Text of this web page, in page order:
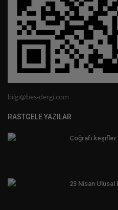
bilgi@bes-dergi.com
RASTGELE YAZILAR
Coğrafi keşifler
23 Nisan Ulusal